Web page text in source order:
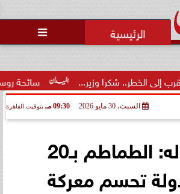

سائحة روسية لـ”مراسي”: الغردقة
السبت، 30 مايو 2026 09:30 مـ بتوقيت القاهرة
هيثم طواله: الطماطم بـ20
تحسم معركة
محاولات لإخفاء المقاعد عن أعضاء
الجمعية العمومية خلال الإفطار